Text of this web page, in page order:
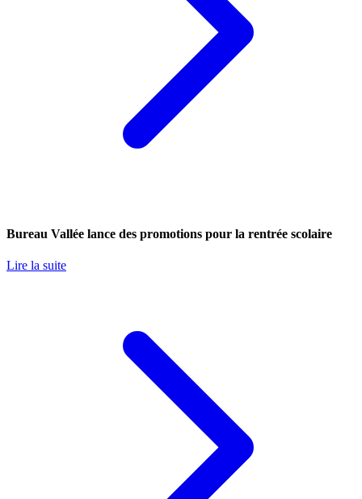
Bureau Vallée lance des promotions pour la rentrée scolaire
Lire la suite